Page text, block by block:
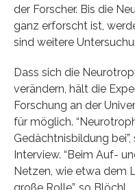
der Forscher. Bis die
ganz erforscht ist,
sind weitere
Dass sich die
verändern, hält die
Forschung an der
für möglich.
Gedächtnisbildung
Interview. “Beim Auf-
Netzen, wie etwa dem
große Rolle”, so Blöchl.